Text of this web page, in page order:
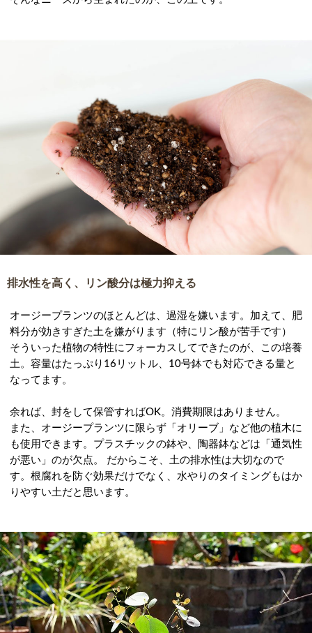
排水性を高く、リン酸分は極力抑える
オージープランツのほとんどは、過湿を嫌います。加えて、肥
料分が効きすぎた土を嫌がります（特にリン酸が苦手です）
そういった植物の特性にフォーカスしてできたのが、この培養
土。容量はたっぷり16リットル、10号鉢でも対応できる量と
なってます。
余れば、封をして保管すればOK。消費期限はありません。
また、オージープランツに限らず「オリーブ」など他の植木に
も使用できます。プラスチックの鉢や、陶器鉢などは「通気性
が悪い」のが欠点。 だからこそ、土の排水性は大切なので
す。根腐れを防ぐ効果だけでなく、水やりのタイミングもはか
りやすい土だと思います。